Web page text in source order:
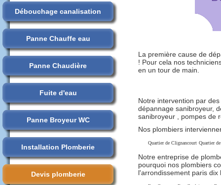
Débouchage canalisation
Panne Chauffe eau
Panne Chaudière
Fuite d'eau
Panne Broyeur WC
Installation Plomberie
Devis plomberie
La première cause de
! Pour cela nos
en un tour de main.
Notre intervention par des
dépannage sanibroyeur,
sanibroyeur , pompes de
Nos plombiers
Quartier de Clignancourt Quartier
Notre entreprise de
pourquoi nos plombiers
l'arrondissement paris dix